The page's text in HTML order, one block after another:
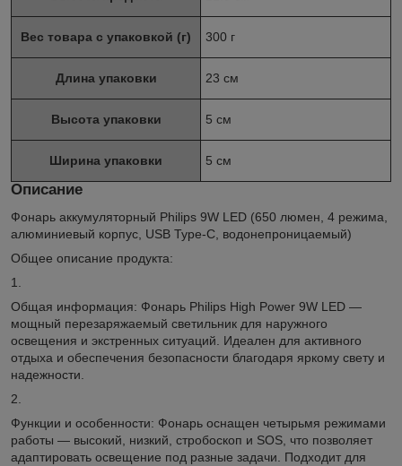
Вес товара с упаковкой (г) 300 г
Длина упаковки 23 см
Высота упаковки 5 см
Ширина упаковки 5 см
Описание
Фонарь аккумуляторный Philips 9W LED (650 люмен, 4 режима,
алюминиевый корпус, USB Type-C, водонепроницаемый)
Общее описание продукта:
1.
Общая информация: Фонарь Philips High Power 9W LED —
мощный перезаряжаемый светильник для наружного
освещения и экстренных ситуаций. Идеален для активного
отдыха и обеспечения безопасности благодаря яркому свету и
надежности.
2.
Функции и особенности: Фонарь оснащен четырьмя режимами
работы — высокий, низкий, стробоскоп и SOS, что позволяет
адаптировать освещение под разные задачи. Подходит для